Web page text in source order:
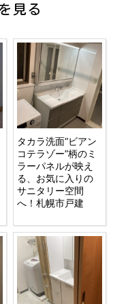
見る
タカラ洗面“ビアン
コテラゾー”柄のミ
ラーパネルが映え
る、お気に入りの
サニタリー空間
へ！札幌市戸建